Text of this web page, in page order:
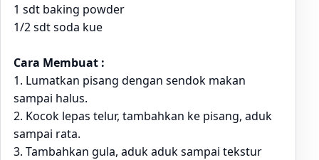
1 sdt baking powder
1/2 sdt soda kue
Cara Membuat :
1. Lumatkan pisang dengan sendok makan
sampai halus.
2. Kocok lepas telur, tambahkan ke pisang, aduk
sampai rata.
3. Tambahkan gula, aduk aduk sampai tekstur